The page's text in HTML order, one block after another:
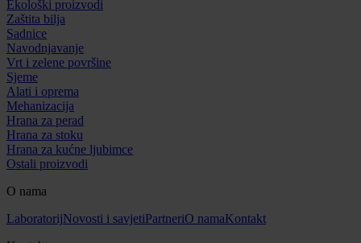
Ekološki proizvodi
Zaštita bilja
Sadnice
Navodnjavanje
Vrt i zelene površine
Sjeme
Alati i oprema
Mehanizacija
Hrana za perad
Hrana za stoku
Hrana za kućne ljubimce
Ostali proizvodi
O nama
LaboratorijNovosti i savjetiPartneriO namaKontakt